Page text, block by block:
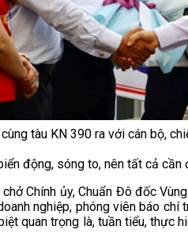
tàu KN 390 ra với cán bộ,
động, sóng to, nên tất cả
Chính ủy, Chuẩn Đô đốc
nghiệp, phóng viên báo
quan trọng là, tuần tiểu, thực